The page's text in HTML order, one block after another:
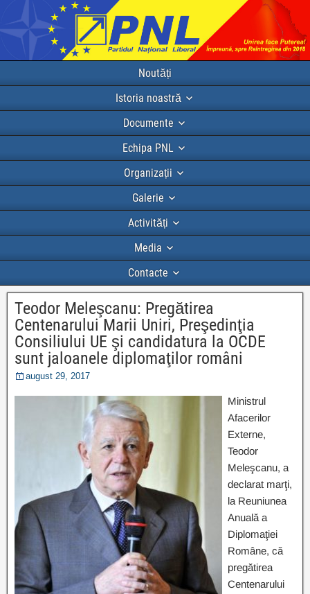
Noutăți
Istoria noastră
Documente
Echipa PNL
Organizații
Galerie
Activități
Media
Contacte
Teodor Meleşcanu: Pregătirea
Centenarului Marii Uniri, Preşedinţia
Consiliului UE şi candidatura la OCDE
sunt jaloanele diplomaţilor români
august 29, 2017
Ministrul
Afacerilor
Externe,
Teodor
Meleşcanu, a
declarat marţi,
la Reuniunea
Anuală a
Diplomaţiei
Române, că
pregătirea
Centenarului